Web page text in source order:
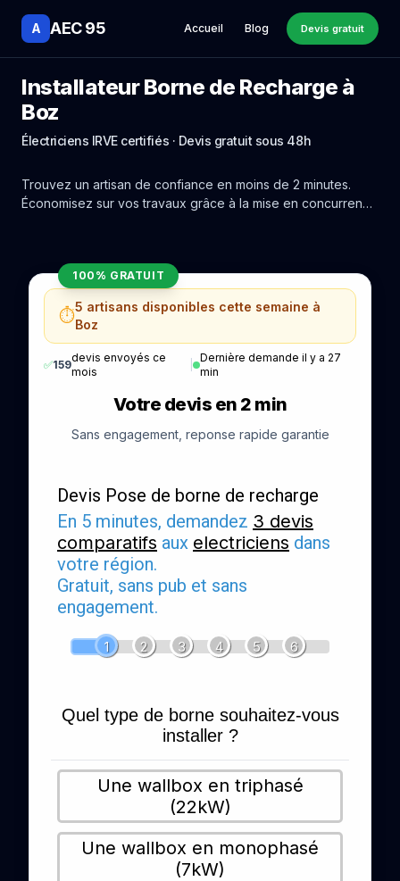
A AEC 95 Accueil Blog Devis gratuit
Installateur Borne de Recharge à
Boz
Électriciens IRVE certifiés · Devis gratuit sous 48h
Trouvez un artisan de confiance en moins de 2 minutes.
Économisez sur vos travaux grâce à la mise en concurrence
100% GRATUIT
⏱️5 artisans disponibles cette semaine à
Boz
✅159
devis envoyés ce
mois
Dernière demande il y a 27
min
Votre devis en 2 min
Sans engagement, reponse rapide garantie
Devis Pose de borne de recharge
En 5 minutes, demandez 3 devis
comparatifs aux electriciens dans
votre région.
Gratuit, sans pub et sans
engagement.
1 2 3 4 5 6
Quel type de borne souhaitez-vous
installer ?
Une wallbox en triphasé
(22kW)
Une wallbox en monophasé
(7kW)